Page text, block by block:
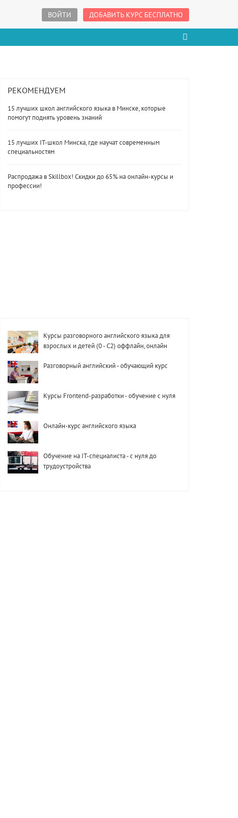
ВОЙТИ ДОБАВИТЬ КУРС БЕСПЛАТНО
РЕКОМЕНДУЕМ
15 лучших школ английского языка в Минске, которые
помогут поднять уровень знаний
15 лучших IT-школ Минска, где научат современным
специальностям
Распродажа в Skillbox! Скидки до 65% на онлайн-курсы и
профессии!
Курсы разговорного английского языка для
взрослых и детей (0 - С2) оффлайн, онлайн
Разговорный английский - обучающий курс
Курсы Frontend-разработки - обучение с нуля
Онлайн-курс английского языка
Обучение на IT-специалиста - с нуля до
трудоустройства